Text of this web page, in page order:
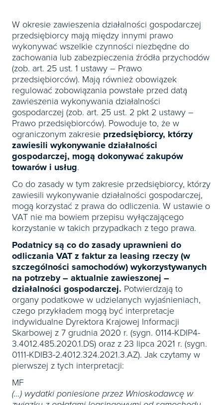
Webinaria
Czasopisma
E-wydania
Książki
E-booki
Webinaria
Prawo gospodarcze 
Czasopisma
E-wydania
Książki
E-booki
Webinaria
Prawo dla każdego 
Czasopisma
E-wydania
Książki
E-booki
Webinaria
W okresie zawieszenia działalności gospodarczej
przedsiębiorcy mają między innymi prawo
wykonywać wszelkie czynności niezbędne do
zachowania lub zabezpieczenia źródła przychodów
(zob. art. 25 ust. 1 ustawy – Prawo
przedsiębiorców). Mają również obowiązek
regulować zobowiązania powstałe przed datą
zawieszenia wykonywania działalności
gospodarczej (zob. art. 25 ust. 2 pkt 2 ustawy –
Prawo przedsiębiorców). Powoduje to, że w
ograniczonym zakresie przedsiębiorcy, którzy
zawiesili wykonywanie działalności
gospodarczej, mogą dokonywać zakupów
towarów i usług.
Co do zasady w tym zakresie przedsiębiorcy, którzy
zawiesili wykonywanie działalności gospodarczej,
mogą korzystać z prawa do odliczenia. W ustawie o
VAT nie ma bowiem przepisu wyłączającego
korzystanie w takich przypadkach z tego prawa.
Podatnicy są co do zasady uprawnieni do
odliczania VAT z faktur za leasing rzeczy (w
szczególności samochodów) wykorzystywanych
na potrzeby – aktualnie zawieszonej –
działalności gospodarczej. Potwierdzają to
organy podatkowe w udzielanych wyjaśnieniach,
czego przykładem mogą być interpretacje
indywidualne Dyrektora Krajowej Informacji
Skarbowej z 7 grudnia 2020 r. (sygn. 0114-KDIP4-
3.4012.485.2020.1.DS) oraz z 23 lipca 2021 r. (sygn.
0111-KDIB3-2.4012.324.2021.3.AZ). Jak czytamy w
pierwszej z tych interpretacji:
MF
(…) wydatki poniesione przez Wnioskodawcę w